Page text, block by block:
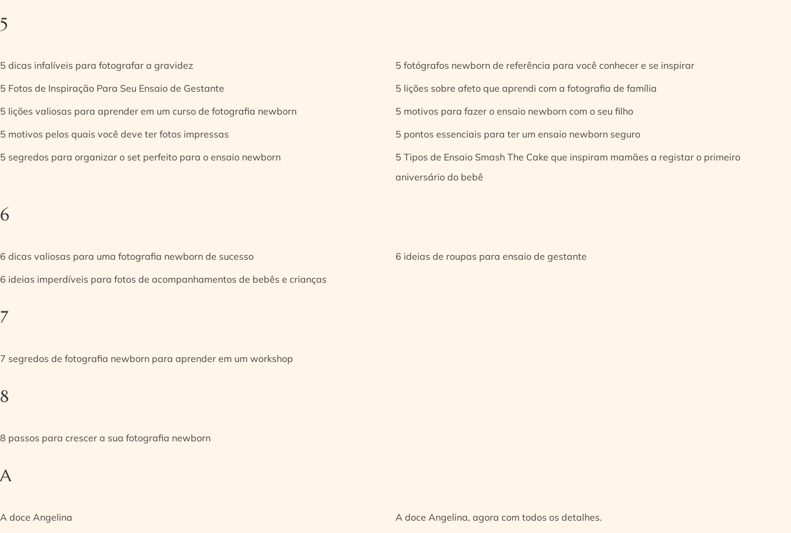
5
5 dicas infalíveis para fotografar a gravidez
5 fotógrafos newborn de referência para você conhecer e se inspirar
5 Fotos de Inspiração Para Seu Ensaio de Gestante
5 lições sobre afeto que aprendi com a fotografia de família
5 lições valiosas para aprender em um curso de fotografia newborn
5 motivos para fazer o ensaio newborn com o seu filho
5 motivos pelos quais você deve ter fotos impressas
5 pontos essenciais para ter um ensaio newborn seguro
5 segredos para organizar o set perfeito para o ensaio newborn
5 Tipos de Ensaio Smash The Cake que inspiram mamães a registar o primeiro
aniversário do bebê
6
6 dicas valiosas para uma fotografia newborn de sucesso
6 ideias de roupas para ensaio de gestante
6 ideias imperdíveis para fotos de acompanhamentos de bebês e crianças
7
7 segredos de fotografia newborn para aprender em um workshop
8
8 passos para crescer a sua fotografia newborn
A
A doce Angelina
A doce Angelina, agora com todos os detalhes.